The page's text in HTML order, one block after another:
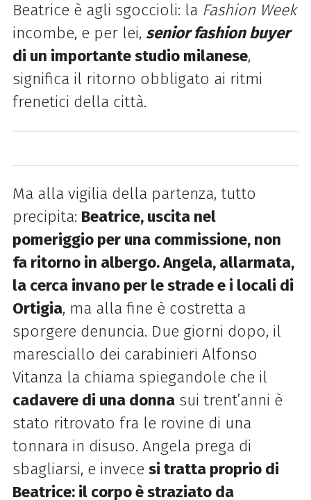
Beatrice è agli sgoccioli: la Fashion Week
incombe, e per lei, senior fashion buyer
di un importante studio milanese,
significa il ritorno obbligato ai ritmi
frenetici della città.
Ma alla vigilia della partenza, tutto
precipita: Beatrice, uscita nel
pomeriggio per una commissione, non
fa ritorno in albergo. Angela, allarmata,
la cerca invano per le strade e i locali di
Ortigia, ma alla fine è costretta a
sporgere denuncia. Due giorni dopo, il
maresciallo dei carabinieri Alfonso
Vitanza la chiama spiegandole che il
cadavere di una donnasui trent’anni è
stato ritrovato fra le rovine di una
tonnara in disuso. Angela prega di
sbagliarsi, e invece si tratta proprio di
Beatrice: il corpo è straziato da